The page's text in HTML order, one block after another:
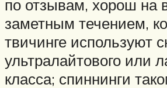
по отзывам, хорош на
заметным течением,
твичинге используют
ультралайтового или
класса; спиннинги